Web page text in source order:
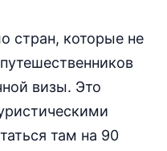
стран, которые не
визы. Это
там на 90